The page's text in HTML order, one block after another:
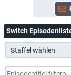
Switch